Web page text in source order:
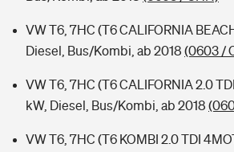
VW T6, 7HC (T6 CALIFORNIA
Diesel, Bus/Kombi, ab 2018 (0603 /
VW T6, 7HC (T6 CALIFORNIA 2.0
kW, Diesel, Bus/Kombi, ab 2018
VW T6, 7HC (T6 KOMBI 2.0 TDI